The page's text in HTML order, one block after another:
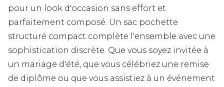
pour un look d'occasion sans effort et
parfaitement composé. Un sac pochette
structuré compact complète l'ensemble avec une
sophistication discrète. Que vous soyez invitée à
un mariage d'été, que vous célébriez une remise
de diplôme ou que vous assistiez à un événement